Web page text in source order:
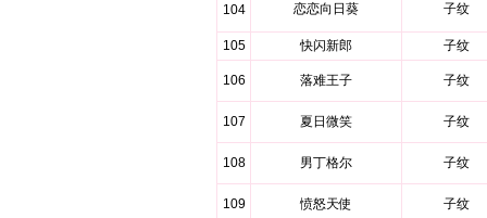
104 恋恋向日葵 子纹
105 快闪新郎 子纹
106 落难王子 子纹
107 夏日微笑 子纹
108 男丁格尔 子纹
109 愤怒天使 子纹